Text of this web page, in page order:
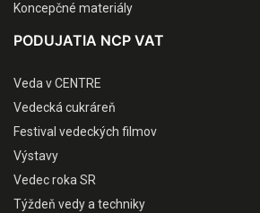
Koncepčné materiály
PODUJATIA NCP VAT
Veda v CENTRE
Vedecká cukráreň
Festival vedeckých filmov
Výstavy
Vedec roka SR
Týždeň vedy a techniky